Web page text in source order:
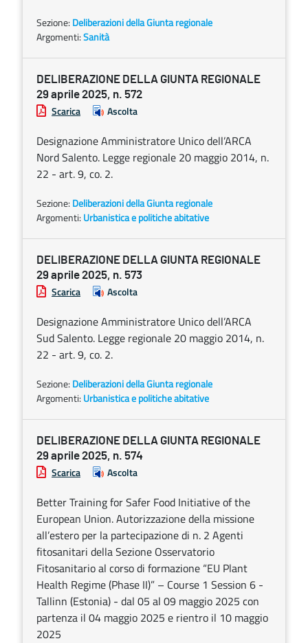
Sezione: Deliberazioni della Giunta regionale
Argomenti:Sanità
DELIBERAZIONE DELLA GIUNTA REGIONALE
29 aprile 2025, n. 572
Scarica Ascolta
Designazione Amministratore Unico dell’ARCA
Nord Salento. Legge regionale 20 maggio 2014, n.
22 - art. 9, co. 2.
Sezione: Deliberazioni della Giunta regionale
Argomenti: Urbanistica e politiche abitative
DELIBERAZIONE DELLA GIUNTA REGIONALE
29 aprile 2025, n. 573
Scarica Ascolta
Designazione Amministratore Unico dell’ARCA
Sud Salento. Legge regionale 20 maggio 2014, n.
22 - art. 9, co. 2.
Sezione: Deliberazioni della Giunta regionale
Argomenti: Urbanistica e politiche abitative
DELIBERAZIONE DELLA GIUNTA REGIONALE
29 aprile 2025, n. 574
Scarica Ascolta
Better Training for Safer Food Initiative of the
European Union. Autorizzazione della missione
all’estero per la partecipazione di n. 2 Agenti
fitosanitari della Sezione Osservatorio
Fitosanitario al corso di formazione “EU Plant
Health Regime (Phase II)” – Course 1 Session 6 -
Tallinn (Estonia) - dal 05 al 09 maggio 2025 con
partenza il 04 maggio 2025 e rientro il 10 maggio
2025